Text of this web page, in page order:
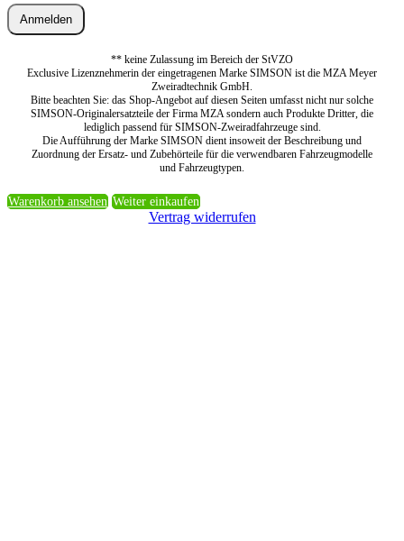
Anmelden
** keine Zulassung im Bereich der StVZO
Exclusive Lizenznehmerin der eingetragenen Marke SIMSON ist die MZA Meyer
Zweiradtechnik GmbH.
Bitte beachten Sie: das Shop-Angebot auf diesen Seiten umfasst nicht nur solche
SIMSON-Originalersatzteile der Firma MZA sondern auch Produkte Dritter, die
lediglich passend für SIMSON-Zweiradfahrzeuge sind.
Die Aufführung der Marke SIMSON dient insoweit der Beschreibung und
Zuordnung der Ersatz- und Zubehörteile für die verwendbaren Fahrzeugmodelle
und Fahrzeugtypen.
Warenkorb ansehen Weiter einkaufen
Vertrag widerrufen